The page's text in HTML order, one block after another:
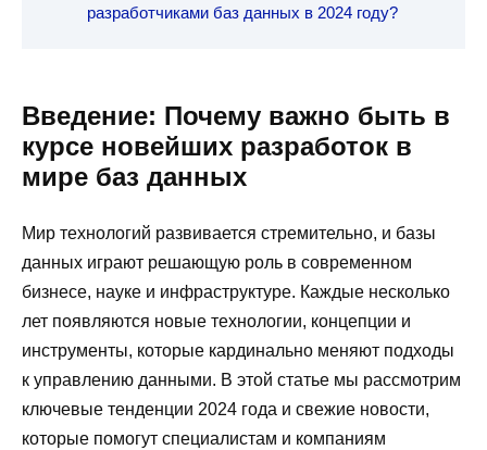
разработчиками баз данных в 2024 году?
Введение: Почему важно быть в
курсе новейших разработок в
мире баз данных
Мир технологий развивается стремительно, и базы
данных играют решающую роль в современном
бизнесе, науке и инфраструктуре. Каждые несколько
лет появляются новые технологии, концепции и
инструменты, которые кардинально меняют подходы
к управлению данными. В этой статье мы рассмотрим
ключевые тенденции 2024 года и свежие новости,
которые помогут специалистам и компаниям